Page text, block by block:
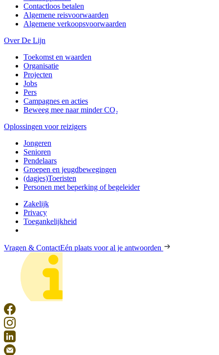
Contactloos betalen
Algemene reisvoorwaarden
Algemene verkoopsvoorwaarden
Over De Lijn
Toekomst en waarden
Organisatie
Projecten
Jobs
Pers
Campagnes en acties
Beweeg mee naar minder CO₂
Oplossingen voor reizigers
Jongeren
Senioren
Pendelaars
Groepen en jeugdbewegingen
(dagjes)Toeristen
Personen met beperking of begeleider
Zakelijk
Privacy
Toegankelijkheid
Vragen & ContactEén plaats voor al je antwoorden